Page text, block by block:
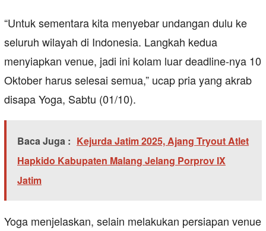
“Untuk sementara kita menyebar undangan dulu ke
seluruh wilayah di Indonesia. Langkah kedua
menyiapkan venue, jadi ini kolam luar deadline-nya 10
Oktober harus selesai semua,” ucap pria yang akrab
disapa Yoga, Sabtu (01/10).
Baca Juga : Kejurda Jatim 2025, Ajang Tryout Atlet
Hapkido Kabupaten Malang Jelang Porprov IX
Jatim
Yoga menjelaskan, selain melakukan persiapan venue